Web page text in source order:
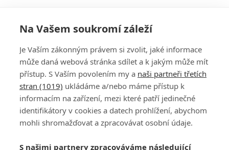
PŘIHLÁSIT
REGISTROVAT
DISKUZE
Šéfredaktorkou webu jePetr Slavík, e-mailserialy@fandimefilmu.cz
Na Vašem soukromí záleží
Je Vaším zákonným právem si zvolit, jaké informace
může daná webová stránka sdílet a k jakým může mít
přístup. S Vaším povolením my a naši partneři třetích
stran (1019) ukládáme a/nebo máme přístup k
informacím na zařízení, mezi které patří jedinečné
identifikátory v cookies a datech prohlížení, abychom
mohli shromažďovat a zpracovávat osobní údaje.
S našimi partnery zpracováváme následující